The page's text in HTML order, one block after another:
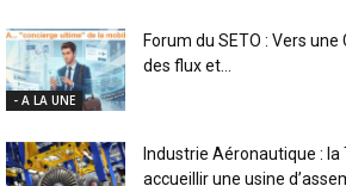
- A LA UNE
Forum du SETO : Vers
des flux et...
Industrie Aéronautique :
accueillir une usine